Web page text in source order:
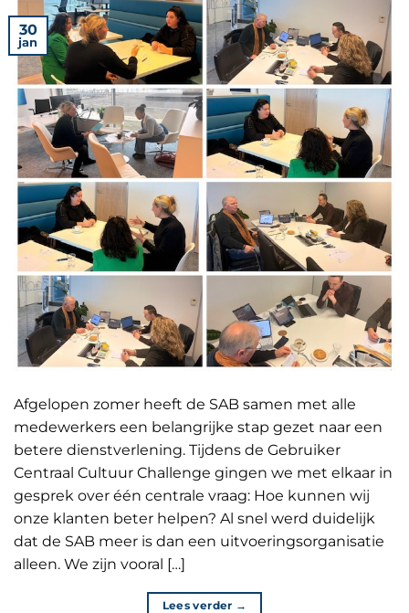
30
jan
Afgelopen zomer heeft de SAB samen met alle
medewerkers een belangrijke stap gezet naar een
betere dienstverlening. Tijdens de Gebruiker
Centraal Cultuur Challenge gingen we met elkaar in
gesprek over één centrale vraag: Hoe kunnen wij
onze klanten beter helpen? Al snel werd duidelijk
dat de SAB meer is dan een uitvoeringsorganisatie
alleen. We zijn vooral […]
Lees verder →